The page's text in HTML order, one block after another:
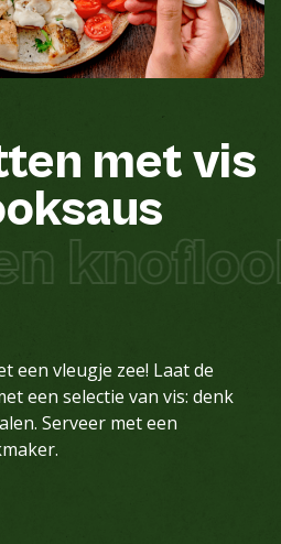
metvis
een vleugje zee! Laat de
een selectie van vis: denk
Serveer met een